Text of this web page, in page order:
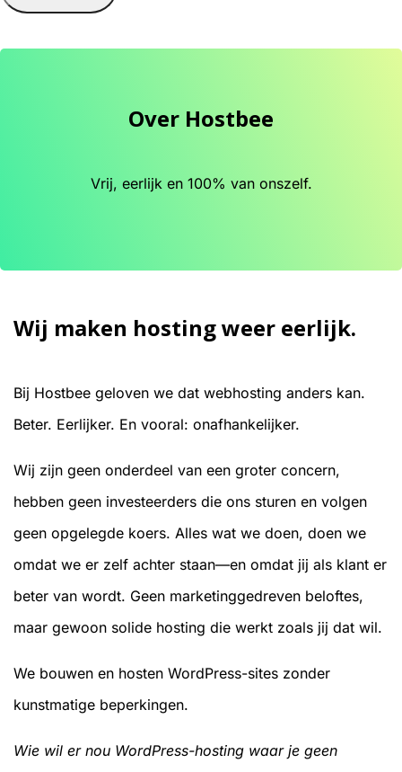
Over Hostbee
Vrij, eerlijk en 100% van onszelf.
Wij maken hosting weer eerlijk.
Bij Hostbee geloven we dat webhosting anders kan.
Beter. Eerlijker. En vooral: onafhankelijker.
Wij zijn geen onderdeel van een groter concern,
hebben geen investeerders die ons sturen en volgen
geen opgelegde koers. Alles wat we doen, doen we
omdat we er zelf achter staan—en omdat jij als klant er
beter van wordt. Geen marketinggedreven beloftes,
maar gewoon solide hosting die werkt zoals jij dat wil.
We bouwen en hosten WordPress-sites zonder
kunstmatige beperkingen.
Wie wil er nou WordPress-hosting waar je geen